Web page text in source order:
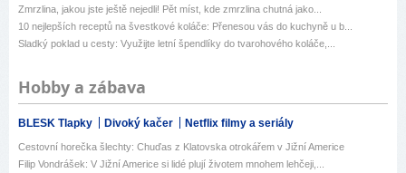
Zmrzlina, jakou jste ještě nejedli! Pět míst, kde zmrzlina chutná jako...
10 nejlepších receptů na švestkové koláče: Přenesou vás do kuchyně u b...
Sladký poklad u cesty: Využijte letní špendlíky do tvarohového koláče,...
Hobby a zábava
BLESK Tlapky Divoký kačer Netflix filmy a seriály
Cestovní horečka šlechty: Chuďas z Klatovska otrokářem v Jižní Americe
Filip Vondrášek: V Jižní Americe si lidé plují životem mnohem lehčeji,...